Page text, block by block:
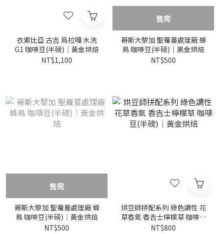
衣索比亞 古吉 烏拉嘎 水洗
G1 咖啡豆(半磅)｜黃金烘焙
NT$1,100
售完
哥斯大黎加 聖蘿蔓處理廠 蜂
鳥 咖啡豆(半磅)｜黑金烘焙
NT$500
售完
哥斯大黎加 聖蘿蔓處理廠 蜂
鳥 咖啡豆(半磅)｜黃金烘焙
NT$500
烘豆師拼配系列 綠色調性 花
草香氣 香吉士檸檬草 咖啡豆
(半磅)｜黃金烘焙
NT$800